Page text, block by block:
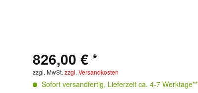
826,00 € *
zzgl. MwSt.zzgl. Versandkosten
Sofort versandfertig, Lieferzeit ca. 4-7 Werktage**